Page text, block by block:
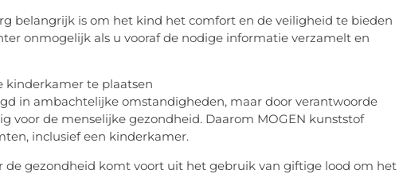
belangrijk is om het kind het comfort en de veiligheid te bieden
onmogelijk als u vooraf de nodige informatie verzamelt en
kinderkamer te plaatsen
in ambachtelijke omstandigheden, maar door verantwoorde
voor de menselijke gezondheid. Daarom MOGEN kunststof
inclusief een kinderkamer.
de gezondheid komt voort uit het gebruik van giftige lood om het